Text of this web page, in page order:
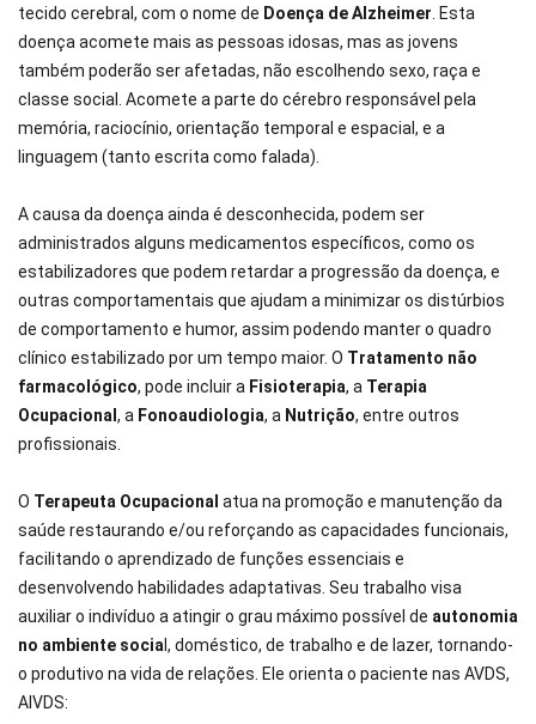
tecido cerebral, com o nome de Doença de Alzheimer . Esta
doença acomete mais as pessoas idosas, mas as jovens
também poderão ser afetadas, não escolhendo sexo, raça e
classe social. Acomete a parte do cérebro responsável pela
memória, raciocínio, orientação temporal e espacial, e a
linguagem (tanto escrita como falada).
A causa da doença ainda é desconhecida, podem ser
administrados alguns medicamentos específicos, como os
estabilizadores que podem retardar a progressão da doença, e
outras comportamentais que ajudam a minimizar os distúrbios
de comportamento e humor, assim podendo manter o quadro
clínico estabilizado por um tempo maior. O Tratamento não
farmacológico, pode incluir a Fisioterapia, a Terapia
Ocupacional, a Fonoaudiologia, a Nutrição, entre outros
profissionais.
O Terapeuta Ocupacional atua na promoção e manutenção da
saúde restaurando e/ou reforçando as capacidades funcionais,
facilitando o aprendizado de funções essenciais e
desenvolvendo habilidades adaptativas. Seu trabalho visa
auxiliar o indivíduo a atingir o grau máximo possível de autonomia
no ambiente social, doméstico, de trabalho e de lazer, tornando-
o produtivo na vida de relações. Ele orienta o paciente nas AVDS,
AIVDS: